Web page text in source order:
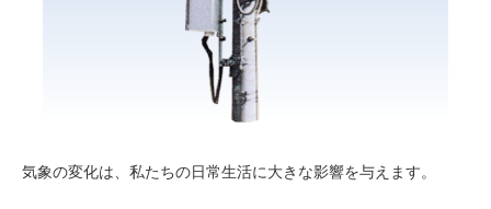
気象の変化は、私たちの日常生活に大きな影響を与えます。